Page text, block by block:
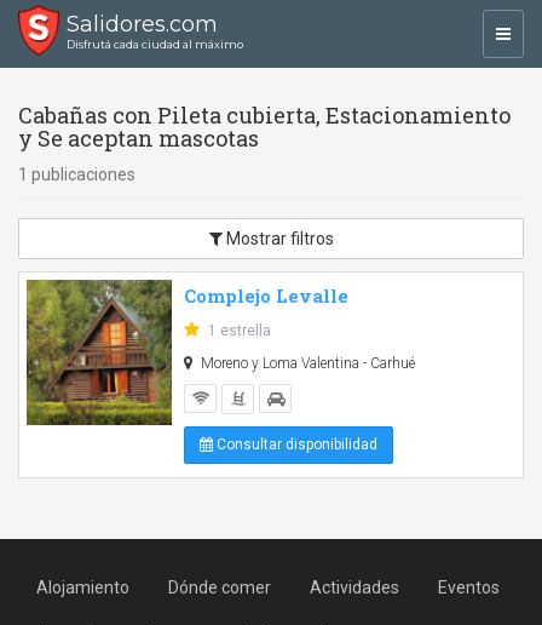
Salidores.com
Disfrutá cada ciudad al máximo
Cabañas con Pileta cubierta, Estacionamiento
y Se aceptan mascotas
1 publicaciones
Mostrar filtros
Complejo Levalle
1 estrella
Moreno y Loma Valentina - Carhué
Consultar disponibilidad
Alojamiento Dónde comer Actividades Eventos